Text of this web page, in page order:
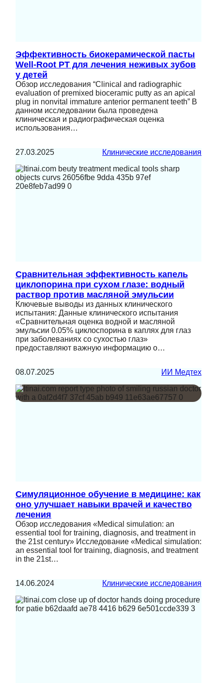
Эффективность биокерамической пасты
Well-Root PT для лечения неживых зубов
у детей
Обзор исследования “Clinical and radiographic
evaluation of premixed bioceramic putty as an apical
plug in nonvital immature anterior permanent teeth” В
данном исследовании была проведена
клиническая и радиографическая оценка
использования…
27.03.2025 Клинические исследования
Сравнительная эффективность капель
циклопорина при сухом глазе: водный
раствор против масляной эмульсии
Ключевые выводы из данных клинического
испытания: Данные клинического испытания
«Сравнительная оценка водной и масляной
эмульсии 0.05% циклоспорина в каплях для глаз
при заболеваниях со сухостью глаз»
предоставляют важную информацию о…
08.07.2025 ИИ Медтех
Симуляционное обучение в медицине: как
оно улучшает навыки врачей и качество
лечения
Обзор исследования «Medical simulation: an
essential tool for training, diagnosis, and treatment in
the 21st century» Исследование «Medical simulation:
an essential tool for training, diagnosis, and treatment
in the 21st…
14.06.2024 Клинические исследования